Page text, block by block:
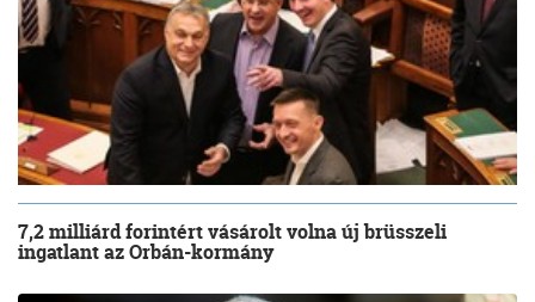
7,2 milliárd forintért vásárolt volna új brüsszeli
ingatlant az Orbán-kormány